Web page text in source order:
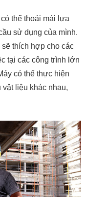
thể thoải mái lựa
sử dụng của mình.
thích hợp cho các
tại các công trình lớn
có thể thực hiện
vật liệu khác nhau,